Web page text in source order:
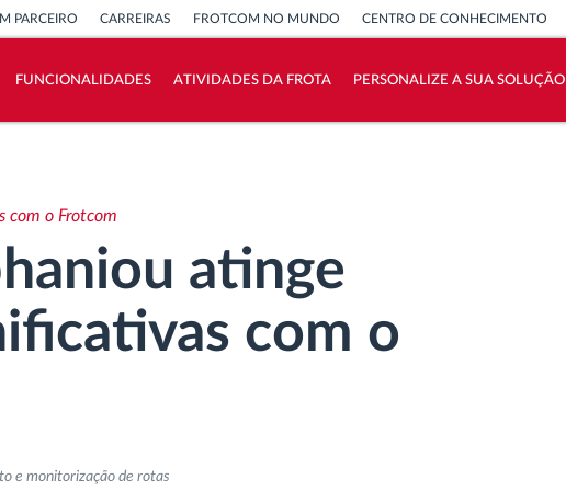
PARCEIRO CARREIRAS FROTCOM NO MUNDO CENTRO DE CONHECIMENTO
FUNCIONALIDADES ATIVIDADES DA FROTA PERSONALIZE A SUA SOLUÇÃO
com o Frotcom
atinge
com o
e monitorização de rotas